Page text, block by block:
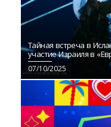
Тайная встреча в
участие Израиля в
07/10/2025